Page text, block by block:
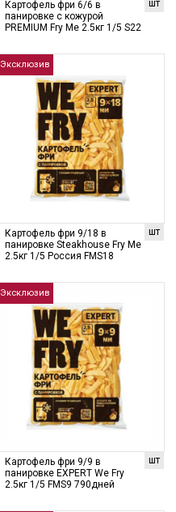
шт
Картофель фри 6/6 в
панировке с кожурой
PREMIUM Fry Me 2.5кг 1/5 S22
Эксклюзив
шт
Картофель фри 9/18 в
панировке Steakhouse Fry Me
2.5кг 1/5 Россия FMS18
Эксклюзив
шт
Картофель фри 9/9 в
панировке EXPERT We Fry
2.5кг 1/5 FMS9 790дней